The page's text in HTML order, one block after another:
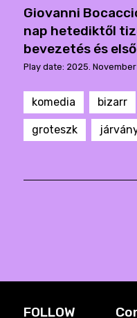
Giovanni
nap hetediktől
bevezetés és
Play date: 2025.
komedia bizarr
groteszk
FOLLOW